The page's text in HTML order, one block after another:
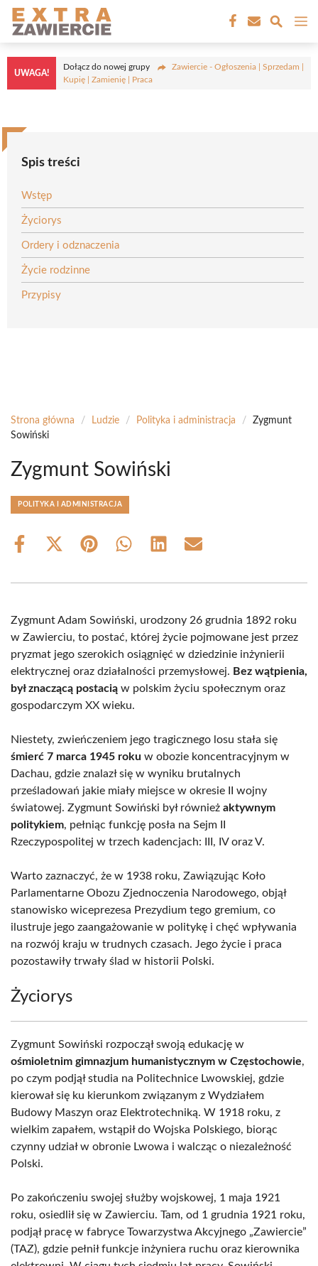
Przejdź
treści
UWAGA!
Dołącz do nowej grupy
Zawiercie - Ogłoszenia | Sprzedam |
Kupię | Zamienię | Praca
Spis treści
Wstęp
Życiorys
Ordery i odznaczenia
Życie rodzinne
Przypisy
Strona główna / Ludzie / Polityka i administracja /
Zygmunt
Sowiński
Zygmunt Sowiński
POLITYKA I ADMINISTRACJA
Share
Share
(Twitter)
Share Share Share Share
Zygmunt Adam Sowiński, urodzony 26 grudnia 1892 roku
w Zawierciu, to postać, której życie pojmowane jest przez
pryzmat jego szerokich osiągnięć w dziedzinie inżynierii
elektrycznej oraz działalności przemysłowej. Bez wątpienia,
był znaczącą postacią w polskim życiu społecznym oraz
gospodarczym XX wieku.
Niestety, zwieńczeniem jego tragicznego losu stała się
śmierć 7 marca 1945 roku w obozie koncentracyjnym w
Dachau, gdzie znalazł się w wyniku brutalnych
prześladowań jakie miały miejsce w okresie II wojny
światowej. Zygmunt Sowiński był również aktywnym
politykiem, pełniąc funkcję posła na Sejm II
Rzeczypospolitej w trzech kadencjach: III, IV oraz V.
Warto zaznaczyć, że w 1938 roku, Zawiązując Koło
Parlamentarne Obozu Zjednoczenia Narodowego, objął
stanowisko wiceprezesa Prezydium tego gremium, co
ilustruje jego zaangażowanie w politykę i chęć wpływania
na rozwój kraju w trudnych czasach. Jego życie i praca
pozostawiły trwały ślad w historii Polski.
Życiorys
Zygmunt Sowiński rozpoczął swoją edukację w
ośmioletnim gimnazjum humanistycznym w Częstochowie,
po czym podjął studia na Politechnice Lwowskiej, gdzie
kierował się ku kierunkom związanym z Wydziałem
Budowy Maszyn oraz Elektrotechniką. W 1918 roku, z
wielkim zapałem, wstąpił do Wojska Polskiego, biorąc
czynny udział w obronie Lwowa i walcząc o niezależność
Polski.
Po zakończeniu swojej służby wojskowej, 1 maja 1921
roku, osiedlił się w Zawierciu. Tam, od 1 grudnia 1921 roku,
podjął pracę w fabryce Towarzystwa Akcyjnego „Zawiercie”
(TAZ), gdzie pełnił funkcje inżyniera ruchu oraz kierownika